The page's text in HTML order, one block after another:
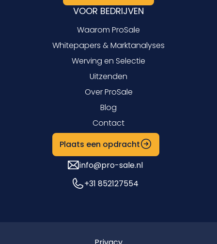
VOOR BEDRIJVEN
Waarom ProSale
Whitepapers & Marktanalyses
Werving en Selectie
Uitzenden
Over ProSale
Blog
Contact
Plaats een opdracht
info@pro-sale.nl
+31 852127554